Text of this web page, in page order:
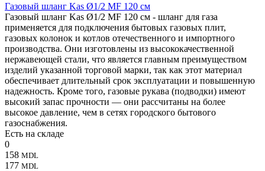
Газовый шланг Kas Ø1/2 MF 120 см
Газовый шланг Kas Ø1/2 MF 120 см - шланг для газа
применяется для подключения бытовых газовых плит,
газовых колонок и котлов отечественного и импортного
производства. Они изготовлены из высококачественной
нержавеющей стали, что является главным преимуществом
изделий указанной торговой марки, так как этот материал
обеспечивает длительный срок эксплуатации и повышенную
надежность. Кроме того, газовые рукава (подводки) имеют
высокий запас прочности — они рассчитаны на более
высокое давление, чем в сетях городского бытового
газоснабжения.
Есть на складе
0
158 MDL
177 MDL